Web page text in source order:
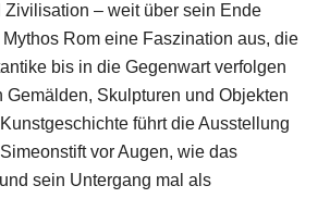
Zivilisation – weit über sein Ende
Rom eine Faszination aus, die
bis in die Gegenwart verfolgen
Gemälden, Skulpturen und Objekten
führt die Ausstellung
vor Augen, wie das
sein Untergang mal als